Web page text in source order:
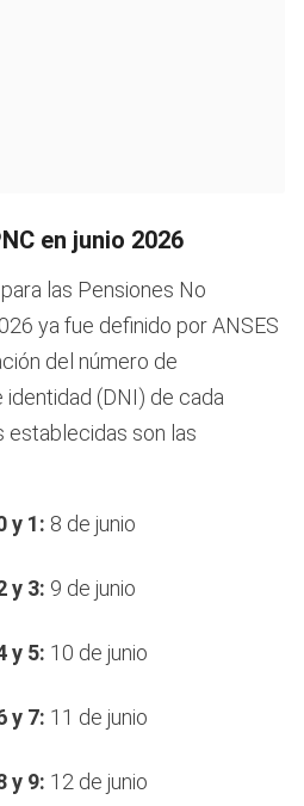
en junio 2026
las Pensiones No
ya fue definido por ANSES
del número de
(DNI) de cada
establecidas son las
y 1: 8 de junio
y 3: 9 de junio
y 5: 10 de junio
y 7: 11 de junio
y 9: 12 de junio